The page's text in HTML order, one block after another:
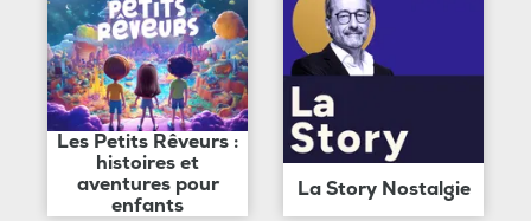
Les Petits Rêveurs :
histoires et
aventures pour
enfants
La Story Nostalgie